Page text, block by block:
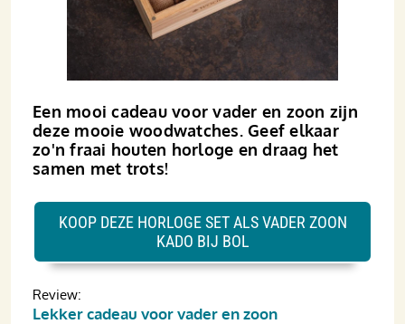
Een mooi cadeau voor vader en zoon zijn
deze mooie woodwatches. Geef elkaar
zo'n fraai houten horloge en draag het
samen met trots!
Review:
Lekker cadeau voor vader en zoon
KOOP DEZE HORLOGE SET ALS VADER ZOON
KADO BIJ BOL